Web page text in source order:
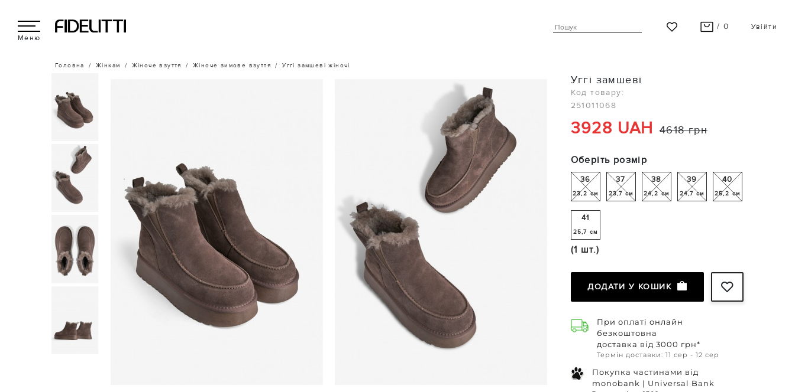
Меню
/ 0
Останні модні новинки чекають на Вас!
Увійти
Головна Жінкам Жіноче взуття Жіноче зимове взуття Уггі замшеві жіночі
Уггі замшеві
Код товару:
251011068
3928 UAH 4618 грн
Оберіть розмір
36
23,2 см
37
23,7 см
38
24,2 см
39
24,7 см
40
25,2 см
41
25,7 см
(1 шт.)
ДОДАТИ У КОШИК
При оплаті онлайн
безкоштовна
доставка від 3000 грн*
Термін доставки: 11 сер - 12 сер
Покупка частинами від
monobank | Universal Bank